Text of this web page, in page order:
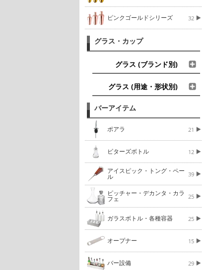
ピンクゴールドシリーズ 32
グラス・カップ
グラス (ブランド別)
グラス (用途・形状別)
バーアイテム
ポアラ 21
ビターズボトル 12
アイスピック・トング・ペー
ル 39
ピッチャー・デカンタ・カラ
フェ 25
ガラスボトル・各種容器 25
オープナー 15
バー設備 29